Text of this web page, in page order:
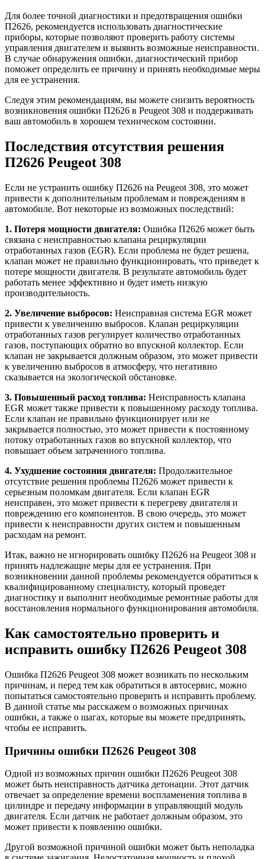
Для более точной диагностики и предотвращения ошибки
П2626, рекомендуется использовать диагностические
приборы, которые позволяют проверить работу системы
управления двигателем и выявить возможные неисправности.
В случае обнаружения ошибки, диагностический прибор
поможет определить ее причину и принять необходимые меры
для ее устранения.
Следуя этим рекомендациям, вы можете снизить вероятность
возникновения ошибки П2626 в Peugeot 308 и поддерживать
ваш автомобиль в хорошем техническом состоянии.
Последствия отсутствия решения
П2626 Peugeot 308
Если не устранить ошибку П2626 на Peugeot 308, это может
привести к дополнительным проблемам и повреждениям в
автомобиле. Вот некоторые из возможных последствий:
1. Потеря мощности двигателя: Ошибка П2626 может быть
связана с неисправностью клапана рециркуляции
отработанных газов (EGR). Если проблема не будет решена,
клапан может не правильно функционировать, что приведет к
потере мощности двигателя. В результате автомобиль будет
работать менее эффективно и будет иметь низкую
производительность.
2. Увеличение выбросов: Неисправная система EGR может
привести к увеличению выбросов. Клапан рециркуляции
отработанных газов регулирует количество отработанных
газов, поступающих обратно во впускной коллектор. Если
клапан не закрывается должным образом, это может привести
к увеличению выбросов в атмосферу, что негативно
сказывается на экологической обстановке.
3. Повышенный расход топлива: Неисправность клапана
EGR может также привести к повышенному расходу топлива.
Если клапан не правильно функционирует или не
закрывается полностью, это может привести к постоянному
потоку отработанных газов во впускной коллектор, что
повышает объем затраченного топлива.
4. Ухудшение состояния двигателя: Продолжительное
отсутствие решения проблемы П2626 может привести к
серьезным поломкам двигателя. Если клапан EGR
неисправен, это может привести к перегреву двигателя и
повреждению его компонентов. В свою очередь, это может
привести к неисправности других систем и повышенным
расходам на ремонт.
Итак, важно не игнорировать ошибку П2626 на Peugeot 308 и
принять надлежащие меры для ее устранения. При
возникновении данной проблемы рекомендуется обратиться к
квалифицированному специалисту, который проведет
диагностику и выполнит необходимые ремонтные работы для
восстановления нормального функционирования автомобиля.
Как самостоятельно проверить и
исправить ошибку П2626 Peugeot 308
Ошибка П2626 Peugeot 308 может возникать по нескольким
причинам, и перед тем как обратиться в автосервис, можно
попытаться самостоятельно проверить и исправить проблему.
В данной статье мы расскажем о возможных причинах
ошибки, а также о шагах, которые вы можете предпринять,
чтобы ее исправить.
Причины ошибки П2626 Peugeot 308
Одной из возможных причин ошибки П2626 Peugeot 308
может быть неисправность датчика детонации. Этот датчик
отвечает за определение времени воспламенения топлива в
цилиндре и передачу информации в управляющий модуль
двигателя. Если датчик не работает должным образом, это
может привести к появлению ошибки.
Другой возможной причиной ошибки может быть неполадка